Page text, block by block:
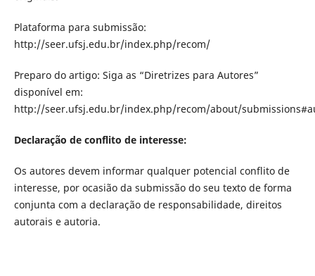
Plataforma para submissão:
http://seer.ufsj.edu.br/index.php/recom/
Preparo do artigo: Siga as “Diretrizes para Autores”
disponível em:
http://seer.ufsj.edu.br/index.php/recom/about/
Declaração de conflito de interesse:
Os autores devem informar qualquer potencial conflito de
interesse, por ocasião da submissão do seu texto de forma
conjunta com a declaração de responsabilidade, direitos
autorais e autoria.